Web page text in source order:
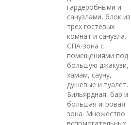
гардеробными и
санузлами, блок из
трех гостевых
комнат и санузла.
СПА-зона с
помещениями под
большую джакузи,
хамам, сауну,
душевые и туалет.
Бильярдная, бар и
большая игровая
зона. Множество